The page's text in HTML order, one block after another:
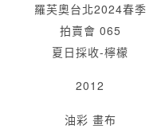
羅芙奧台北2024春季
拍賣會 065
夏日採收-檸檬
2012
油彩 畫布